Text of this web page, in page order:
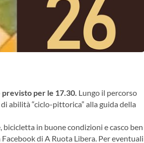
per le 17.30. Lungo il percorso
abilità “ciclo-pittorica” alla guida della
bicicletta in buone condizioni e casco ben
di A Ruota Libera. Per eventuali